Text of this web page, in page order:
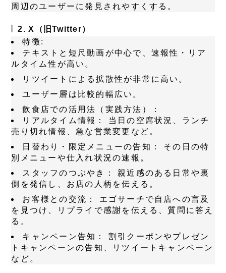
周辺のユーザーに発見されやすくする。
2. X（旧Twitter）
特徴:
テキストと短尺動画が中心で、速報性・リア
ルタイム性が高い。
リツイートによる拡散性が非常に高い。
ユーザー層は比較的幅広い。
飲食店での活用法（実践方法）：
リアルタイム情報：
当日の空席状況、ランチ
売り切れ情報、急な営業変更など。
日替わり・限定メニューの告知：
その日の特
別メニューや仕入れ状況の速報。
スタッフのつぶやき：
親近感のある日常や裏
側を発信し、お店の人柄を伝える。
お客様との交流：
エゴサーチで自店への言及
を見つけ、リプライで感謝を伝える、質問に答え
る。
キャンペーン告知：
割引クーポンやプレゼン
トキャンペーンの告知、リツイートキャンペーン
など。